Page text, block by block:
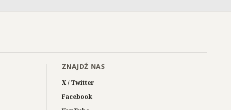
ZNAJDŹ NAS
X / Twitter
Facebook